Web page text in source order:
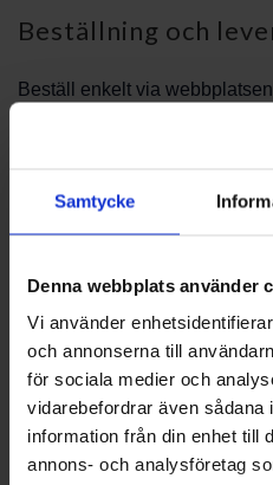
Samtycke
Denna webbplats använder
Vi använder
och annonserna till
för sociala medier och
vidarebefordrar även sådana
information från din enhet till
annons- och analysföretag
Beställning och
Beställ enkelt via
att lägga din order.
kassan; om du behöver
Kontrollera alltid att
innan du genomför köpet.
Montering och
Vid byte av packningar och
kall och att du följer
tätning och funktion. Om du
monteras kan du be om
vid beställning.